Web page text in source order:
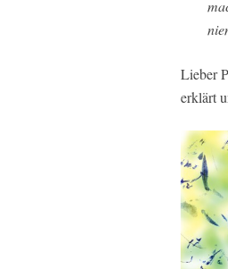
Lieber
erklärt